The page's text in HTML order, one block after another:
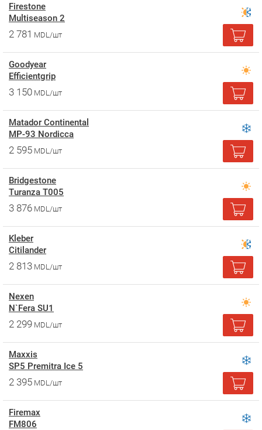
Firestone
Multiseason 2
2 781 MDL/шт
Goodyear
Efficientgrip
3 150 MDL/шт
Matador Continental
MP-93 Nordicca
2 595 MDL/шт
Bridgestone
Turanza T005
3 876 MDL/шт
Kleber
Citilander
2 813 MDL/шт
Nexen
N`Fera SU1
2 299 MDL/шт
Maxxis
SP5 Premitra Ice 5
2 395 MDL/шт
Firemax
FM806